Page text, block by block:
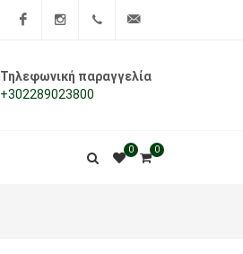
Τηλεφωνική παραγγελία
+302289023800
0
0